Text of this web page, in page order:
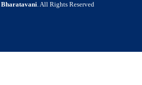
Bharatavani. All Rights Reserved